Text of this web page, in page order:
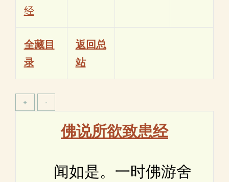
经
全藏目
录
返回总
站
佛说所欲致患经
闻如是。一时佛游舍